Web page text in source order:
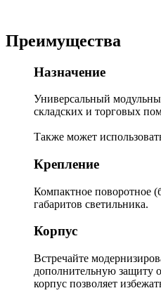
Преимущества
Назначение
Универсальный
складских и торговых
Также может
Крепление
Компактное поворотное
габаритов светильника.
Корпус
Встречайте
дополнительную защиту
корпус позволяет